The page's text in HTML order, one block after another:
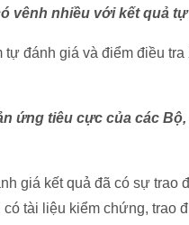
vênh nhiều với kết quả
tự đánh giá và điểm điều
ứng tiêu cực của các
giá kết quả đã có sự trao
tài liệu kiểm chứng, trao